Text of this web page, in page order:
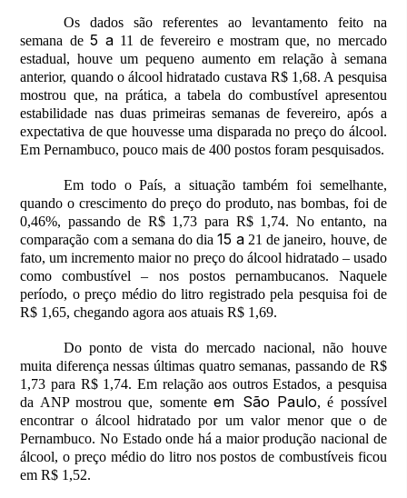
Os dados são referentes ao levantamento feito na
semana de 5 a11 de fevereiro e mostram que, no mercado
estadual, houve um pequeno aumento em relação à semana
anterior, quando o álcool hidratado custava R$ 1,68. A pesquisa
mostrou que, na prática, a tabela do combustível apresentou
estabilidade nas duas primeiras semanas de fevereiro, após a
expectativa de que houvesse uma disparada no preço do álcool.
Em Pernambuco, pouco mais de 400 postos foram pesquisados.
Em todo o País, a situação também foi semelhante,
quando o crescimento do preço do produto, nas bombas, foi de
0,46%, passando de R$ 1,73 para R$ 1,74. No entanto, na
comparação com a semana do dia 15 a 21 de janeiro, houve, de
fato, um incremento maior no preço do álcool hidratado – usado
como combustível – nos postos pernambucanos. Naquele
período, o preço médio do litro registrado pela pesquisa foi de
R$ 1,65, chegando agora aos atuais R$ 1,69.
Do ponto de vista do mercado nacional, não houve
muita diferença nessas últimas quatro semanas, passando de R$
1,73 para R$ 1,74. Em relação aos outros Estados, a pesquisa
da ANP mostrou que, somenteem São Paulo, é possível
encontrar o álcool hidratado por um valor menor que o de
Pernambuco. No Estado onde há a maior produção nacional de
álcool, o preço médio do litro nos postos de combustíveis ficou
em R$ 1,52.